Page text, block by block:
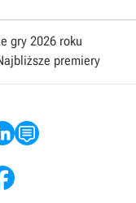
gry 2026 roku
premiery